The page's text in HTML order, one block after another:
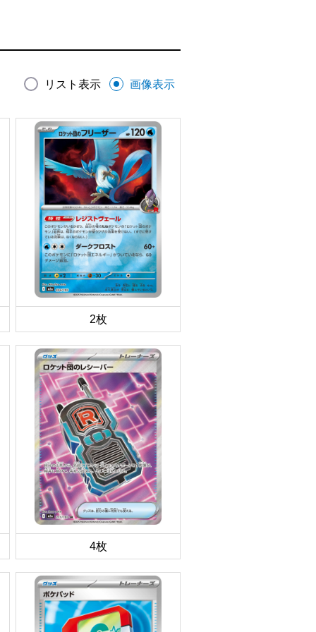
リスト表示 画像表示
2枚
4枚